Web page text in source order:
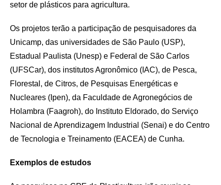
setor de plásticos para agricultura.
Os projetos terão a participação de pesquisadores da
Unicamp, das universidades de São Paulo (USP),
Estadual Paulista (Unesp) e Federal de São Carlos
(UFSCar), dos institutos Agronômico (IAC), de Pesca,
Florestal, de Citros, de Pesquisas Energéticas e
Nucleares (Ipen), da Faculdade de Agronegócios de
Holambra (Faagroh), do Instituto Eldorado, do Serviço
Nacional de Aprendizagem Industrial (Senai) e do Centro
de Tecnologia e Treinamento (EACEA) de Cunha.
Exemplos de estudos